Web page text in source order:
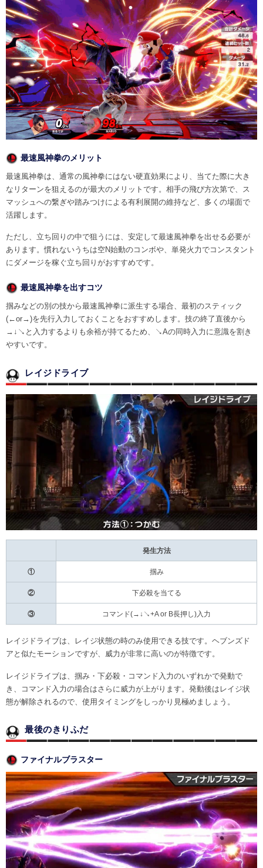
最速風神拳のメリット
最速風神拳は、通常の風神拳にはない硬直効果により、当てた際に大き
なリターンを狙えるのが最大のメリットです。相手の飛び方次第で、ス
マッシュへの繋ぎや踏みつけによる有利展開の維持など、多くの場面で
活躍します。
ただし、立ち回りの中で狙うには、安定して最速風神拳を出せる必要が
あります。慣れないうちは空N始動のコンボや、単発火力でコンスタント
にダメージを稼ぐ立ち回りがおすすめです。
最速風神拳を出すコツ
掴みなどの別の技から最速風神拳に派生する場合、最初のスティック
(←or→)を先行入力しておくことをおすすめします。技の終了直後から
→↓↘と入力するよりも余裕が持てるため、↘Aの同時入力に意識を割き
やすいです。
レイジドライブ
発生方法
① 掴み
② 下必殺を当てる
③ コマンド(→↓↘+A or B長押し)入力
レイジドライブは、レイジ状態の時のみ使用できる技です。ヘブンズド
アと似たモーションですが、威力が非常に高いのが特徴です。
レイジドライブは、掴み・下必殺・コマンド入力のいずれかで発動で
き、コマンド入力の場合はさらに威力が上がります。発動後はレイジ状
態が解除されるので、使用タイミングをしっかり見極めましょう。
最後のきりふだ
ファイナルブラスター